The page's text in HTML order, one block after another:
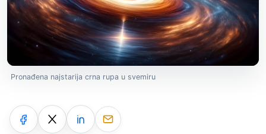
Pronađena najstarija crna rupa u svemiru